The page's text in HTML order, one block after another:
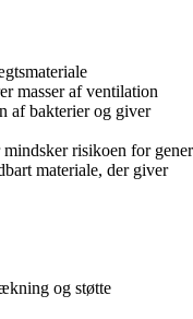
masser af ventilation
af bakterier og giver
risikoen for gener
materiale, der giver
og støtte